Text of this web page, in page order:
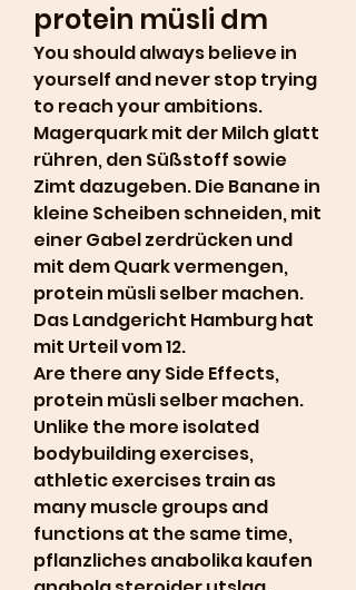
protein müsli dm
You should always believe in
yourself and never stop trying
to reach your ambitions.
Magerquark mit der Milch glatt
rühren, den Süßstoff sowie
Zimt dazugeben. Die Banane in
kleine Scheiben schneiden, mit
einer Gabel zerdrücken und
mit dem Quark vermengen,
protein müsli selber machen.
Das Landgericht Hamburg hat
mit Urteil vom 12.
Are there any Side Effects,
protein müsli selber machen.
Unlike the more isolated
bodybuilding exercises,
athletic exercises train as
many muscle groups and
functions at the same time,
pflanzliches anabolika kaufen